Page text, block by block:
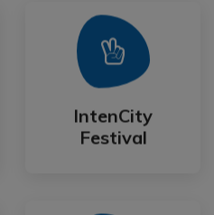
IntenCity
Festival
IntenCity
Festival
Mai Mult